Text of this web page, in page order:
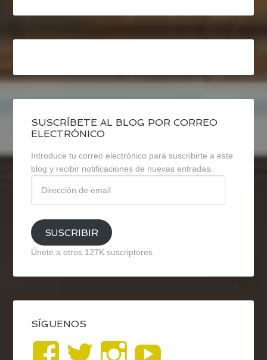
SUSCRÍBETE AL BLOG POR CORREO
ELECTRÓNICO
Introduce tu correo electrónico para suscribirte a este
blog y recibir notificaciones de nuevas entradas.
email
SUSCRIBIR
Únete a otros 127K suscriptores
SÍGUENOS
VerVerVer